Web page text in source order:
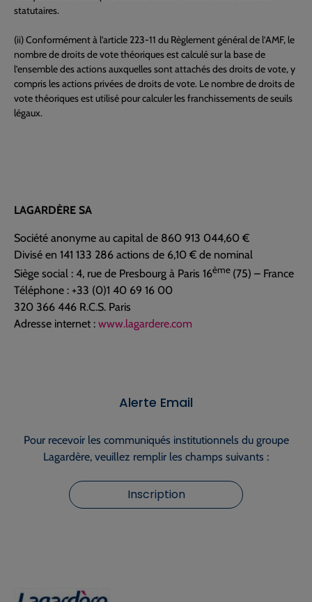
statutaires.
(ii) Conformément à l’article 223-11 du Règlement général de l’AMF, le
nombre de droits de vote théoriques est calculé sur la base de
l’ensemble des actions auxquelles sont attachés des droits de vote, y
compris les actions privées de droits de vote. Le nombre de droits de
vote théoriques est utilisé pour calculer les franchissements de seuils
légaux.
LAGARDÈRE SA
Société anonyme au capital de 860 913 044,60 €
Divisé en 141 133 286 actions de 6,10 € de nominal
Siège social : 4, rue de Presbourg à Paris 16ème (75) – France
Téléphone : +33 (0)1 40 69 16 00
320 366 446 R.C.S. Paris
Adresse internet : www.lagardere.com
Alerte Email
Pour recevoir les communiqués institutionnels du groupe
Lagardère, veuillez remplir les champs suivants :
Inscription